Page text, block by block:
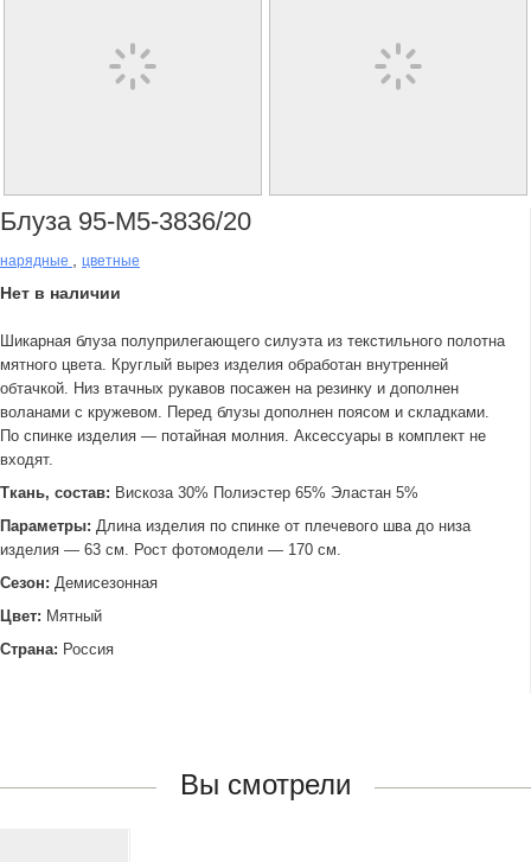
Блуза 95-М5-3836/20
нарядные цветные
Нет в наличии
Шикарная блуза полуприлегающего силуэта из текстильного полотна
мятного цвета. Круглый вырез изделия обработан внутренней
обтачкой. Низ втачных рукавов посажен на резинку и дополнен
воланами с кружевом. Перед блузы дополнен поясом и складками.
По спинке изделия — потайная молния. Аксессуары в комплект не
входят.
Ткань, состав: Вискоза 30% Полиэстер 65% Эластан 5%
Параметры: Длина изделия по спинке от плечевого шва до низа
изделия — 63 см. Рост фотомодели — 170 см.
Сезон: Демисезонная
Цвет: Мятный
Страна: Россия
Вы смотрели